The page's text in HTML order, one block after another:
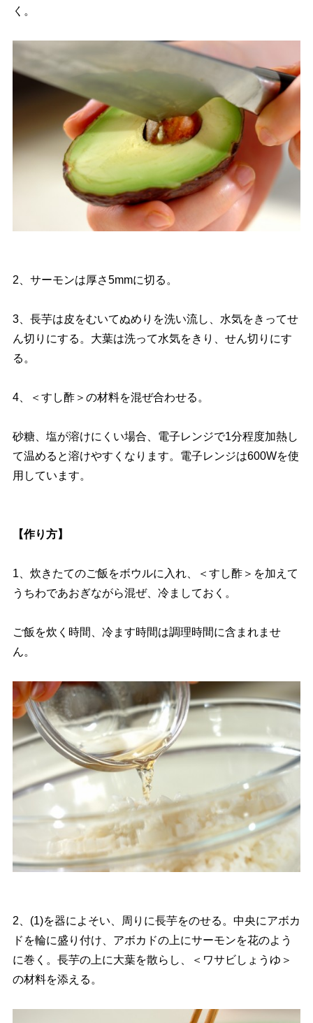
く。
2、サーモンは厚さ5mmに切る。
3、長芋は皮をむいてぬめりを洗い流し、水気をきってせ
ん切りにする。大葉は洗って水気をきり、せん切りにす
る。
4、＜すし酢＞の材料を混ぜ合わせる。
砂糖、塩が溶けにくい場合、電子レンジで1分程度加熱し
て温めると溶けやすくなります。電子レンジは600Wを使
用しています。
【作り方】
1、炊きたてのご飯をボウルに入れ、＜すし酢＞を加えて
うちわであおぎながら混ぜ、冷ましておく。
ご飯を炊く時間、冷ます時間は調理時間に含まれませ
ん。
2、(1)を器によそい、周りに長芋をのせる。中央にアボカ
ドを輪に盛り付け、アボカドの上にサーモンを花のよう
に巻く。長芋の上に大葉を散らし、＜ワサビしょうゆ＞
の材料を添える。